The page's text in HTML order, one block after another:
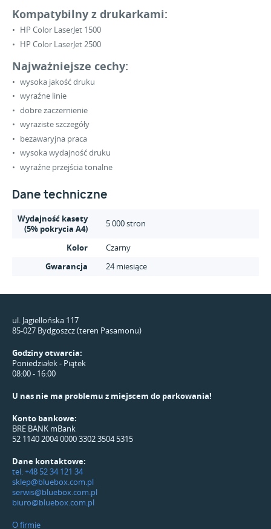
Kompatybilny z drukarkami:
HP Color LaserJet 1500
HP Color LaserJet 2500
Najważniejsze cechy:
wysoka jakość druku
wyraźne linie
dobre zaczernienie
wyraziste szczegóły
bezawaryjna praca
wysoka wydajność druku
wyraźne przejścia tonalne
Dane techniczne
Wydajność kasety
(5% pokrycia A4)
5 000 stron
Kolor
Czarny
Gwarancja
24 miesiące
ul. Jagiellońska 117
85-027 Bydgoszcz (teren Pasamonu)
Godziny otwarcia:
Poniedziałek - Piątek
08:00 - 16:00
U nas nie ma problemu z miejscem do parkowania!
Konto bankowe:
BRE BANK mBank
52 1140 2004 0000 3302 3504 5315
Dane kontaktowe:
tel. +48 52 34 121 34
sklep@bluebox.com.pl
serwis@bluebox.com.pl
biuro@bluebox.com.pl
O firmie